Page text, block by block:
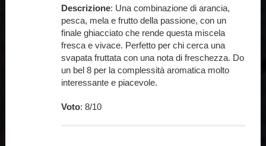
Descrizione: Una combinazione di arancia,
pesca, mela e frutto della passione, con un
finale ghiacciato che rende questa miscela
fresca e vivace. Perfetto per chi cerca una
svapata fruttata con una nota di freschezza. Do
un bel 8 per la complessità aromatica molto
interessante e piacevole.
Voto: 8/10